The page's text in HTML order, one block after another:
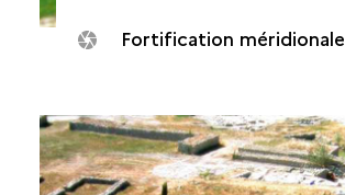
Fortification méridionale